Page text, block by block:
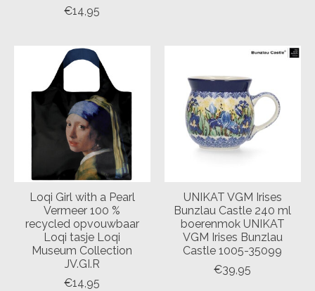
€14,95
Loqi Girl with a Pearl
Vermeer 100 %
recycled opvouwbaar
Loqi tasje Loqi
Museum Collection
JV.GI.R
€14,95
UNIKAT VGM Irises
Bunzlau Castle 240 ml
boerenmok UNIKAT
VGM Irises Bunzlau
Castle 1005-35099
€39,95